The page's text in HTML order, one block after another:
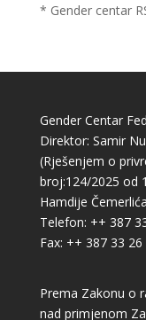
* Gender centar
Gender Centar
Direktor: Samir
(Rješenjem o
broj:124/2025 od
Hamdije
Telefon: ++ 387
Fax: ++ 387 33 26
Prema Zakonu o
nad primjenom